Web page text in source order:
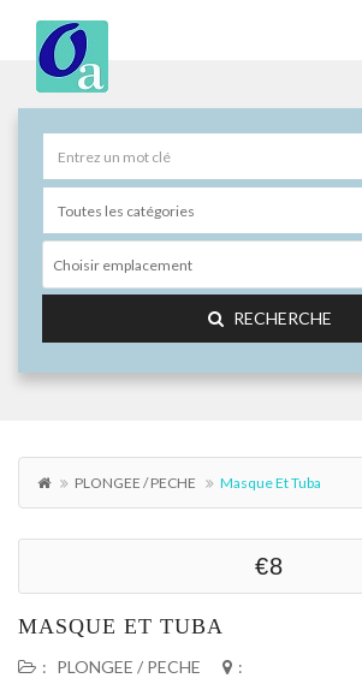
Choisir emplacement
RECHERCHE
PLONGEE / PECHE Masque Et Tuba
€8
MASQUE ET TUBA
: PLONGEE / PECHE
: